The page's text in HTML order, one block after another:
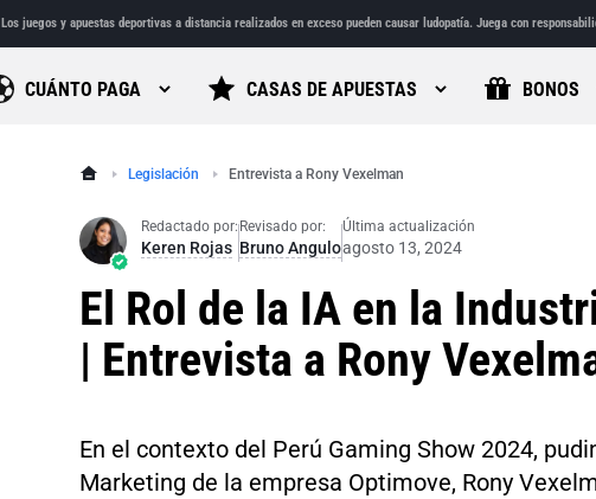
Los juegos y apuestas deportivas a distancia realizados en exceso pueden causar ludopatía. Juega con
CUÁNTO PAGA CASAS DE APUESTAS BONOS
Legislación Entrevista a Rony Vexelman
Redactado por:
Keren Rojas
Revisado por:
Bruno Angulo
Última actualización
agosto 13, 2024
El Rol de la IA en la
| Entrevista a Rony
En el contexto del Perú Gaming Show 2024,
Marketing de la empresa Optimove, Rony